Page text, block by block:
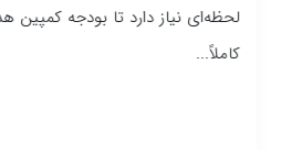
لحظه‌ای نیاز دارد تا بودجه کمپین
کاملاً...